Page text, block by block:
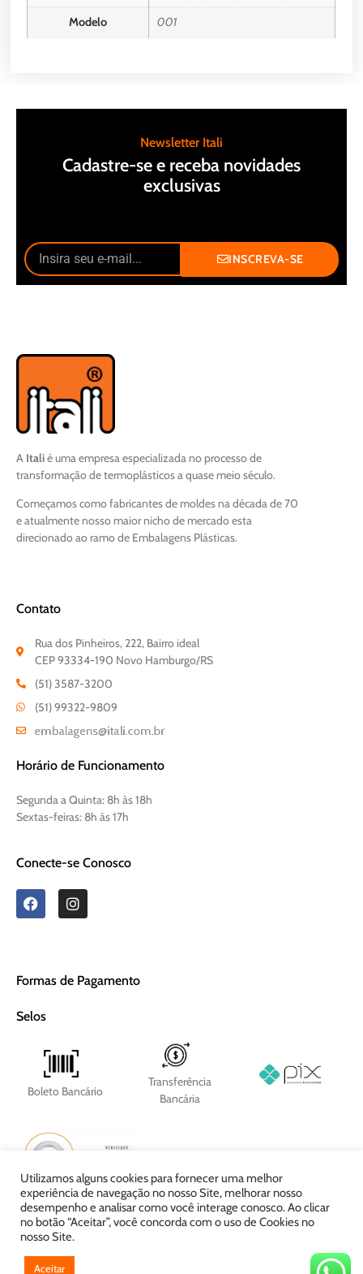
Modelo 001
Newsletter Itali
Cadastre-se e receba novidades
exclusivas
INSCREVA-SE
A Italié uma empresa especializada no processo de
transformação de termoplásticos a quase meio século.
Começamos como fabricantes de moldes na década de 70
e atualmente nosso maior nicho de mercado esta
direcionado ao ramo de Embalagens Plásticas.
Contato
Rua dos Pinheiros, 222, Bairro ideal
CEP 93334-190 Novo Hamburgo/RS
(51) 3587-3200
(51) 99322-9809
Horário de Funcionamento
Segunda a Quinta: 8h às 18h
Sextas-feiras: 8h às 17h
Conecte-se Conosco
Formas de Pagamento
Selos
Boleto Bancário
Transferência
Bancária
Itali Embalagens Plásticas © 2022 Todos os direitos reservados
Utilizamos alguns cookies para fornecer uma melhor
experiência de navegação no nosso Site, melhorar nosso
desempenho e analisar como você interage conosco. Ao clicar
no botão “Aceitar”, você concorda com o uso de Cookies no
nosso Site.
Aceitar